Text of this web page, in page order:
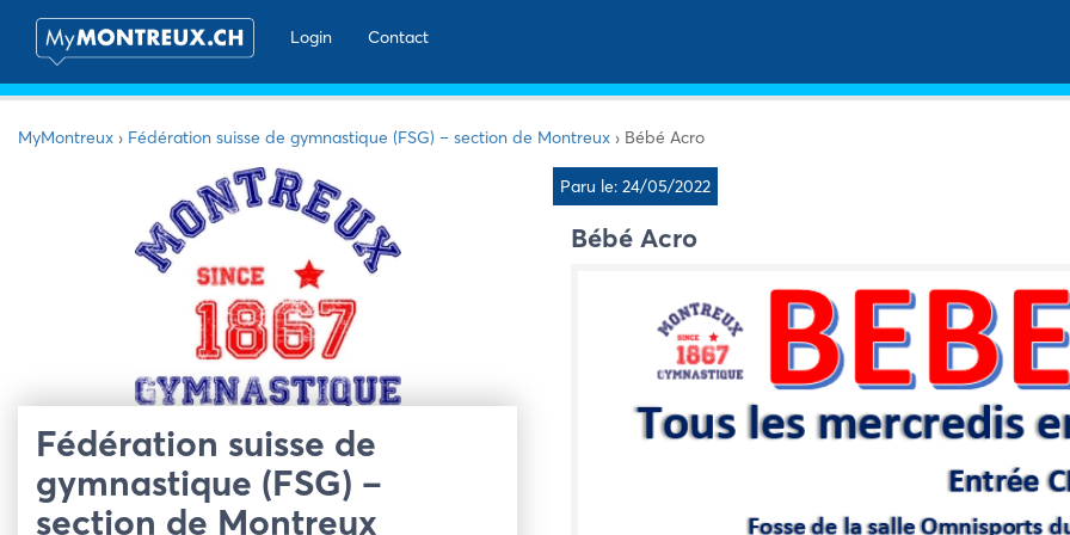
Login
Contact
MyMontreux › Fédération suisse de gymnastique (FSG) – section de Montreux › Bébé Acro
Fédération suisse de
gymnastique (FSG) –
section de Montreux
Paru le: 24/05/2022
Bébé Acro